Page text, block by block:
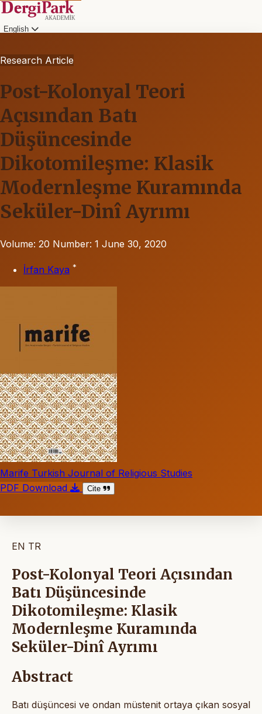
English
Research Article
Post-Kolonyal Teori
Açısından Batı
Düşüncesinde
Dikotomileşme: Klasik
Modernleşme Kuramında
Seküler-Dinî Ayrımı
Volume: 20 Number: 1 June 30, 2020
İrfan Kaya *
Marife Turkish Journal of Religious Studies
PDF Download
Cite
EN TR
Post-Kolonyal Teori Açısından
Batı Düşüncesinde
Dikotomileşme: Klasik
Modernleşme Kuramında
Seküler-Dinî Ayrımı
Abstract
Batı düşüncesi ve ondan müstenit ortaya çıkan sosyal